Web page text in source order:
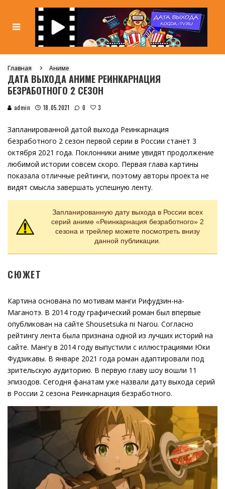
Главная Аниме
ДАТА ВЫХОДА АНИМЕ РЕИНКАРНАЦИЯ
БЕЗРАБОТНОГО 2 СЕЗОН
admin 18.05.2021 0 3
Запланированной датой выхода Реинкарнация
безработного 2 сезон первой серии в России станет 3
октября 2021 года. Поклонники аниме увидят продолжение
любимой истории совсем скоро. Первая глава картины
показала отличные рейтинги, поэтому авторы проекта не
видят смысла завершать успешную ленту.
Запланированную дату выхода в России всех
серий аниме «Реинкарнация безработного» 2
сезона и трейлер можете посмотреть внизу
данной публикации.
СЮЖЕТ
Картина основана по мотивам манги Рифудзин-на-
Маганотэ. В 2014 году графический роман был впервые
опубликован на сайте Shousetsuka ni Narou. Согласно
рейтингу лента была признана одной из лучших историй на
сайте. Мангу в 2014 году выпустили с иллюстрациями Юки
Фудзикавы. В январе 2021 года роман адаптировали под
зрительскую аудиторию. В первую главу шоу вошли 11
эпизодов. Сегодня фанатам уже назвали дату выхода серий
в России 2 сезона Реинкарнация безработного.